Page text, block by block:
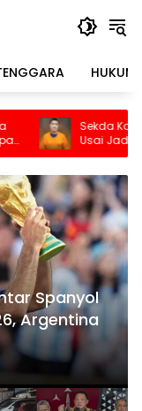
HUKUM
Dinonaktifkan
Spanyol
Argentina